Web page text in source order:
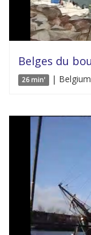
Belges du
26 min' |